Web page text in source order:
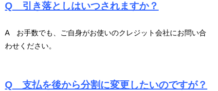
Q 引き落としはいつされますか？
A お手数でも、ご自身がお使いのクレジット会社にお問い合
わせください。
Q 支払を後から分割に変更したいのですが？